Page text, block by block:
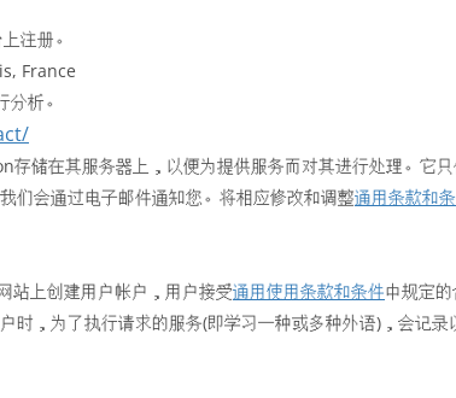
注册。
France
分析。
储在其服务器上，以便为提供服务而对其进行处理。它
们会通过电子邮件通知您。将相应修改和调整通用条款和
站上创建用户帐户，用户接受通用使用条款和条件中规定
时，为了执行请求的服务(即学习一种或多种外语)，会记录